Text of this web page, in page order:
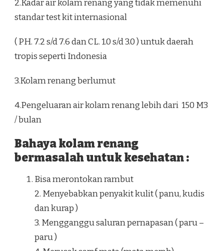
2.Kadar air kolam renang yang tidak memenuhi
standar test kit internasional
( PH. 7.2 s/d 7.6 dan CL. 1.0 s/d 3.0 ) untuk daerah
tropis seperti Indonesia
3.Kolam renang berlumut
4.Pengeluaran air kolam renang lebih dari 150 M3
/ bulan
Bahaya kolam renang
bermasalah untuk kesehatan :
Bisa merontokan rambut
2. Menyebabkan penyakit kulit ( panu, kudis
dan kurap )
3. Mengganggu saluran pernapasan ( paru –
paru )